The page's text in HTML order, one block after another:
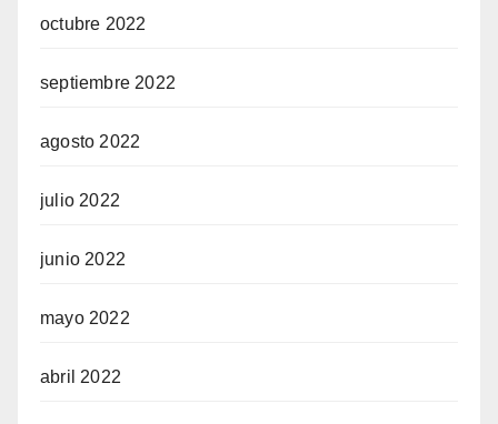
octubre 2022
septiembre 2022
agosto 2022
julio 2022
junio 2022
mayo 2022
abril 2022